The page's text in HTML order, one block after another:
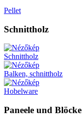
Pellet
Schnittholz
Schnittholz
Balken, schnittholz
Hobelware
Paneele und Blöcke